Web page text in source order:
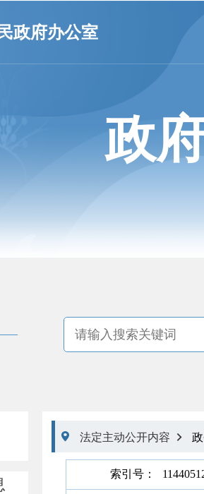
政府办公室
政
 法定主动公开内容 
索引号：